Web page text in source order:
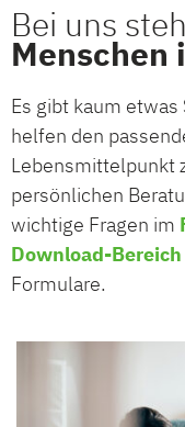
Bei uns
Es gibt kaum etwas
helfen den
Lebensmittelpunkt
persönlichen
wichtige Fragen im
Download-Bereich
Formulare.